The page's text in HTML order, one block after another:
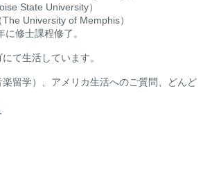
State University）
University of Memphis）
修士課程修了。
て生活しています。
留学）、アメリカ生活へのご質問、どんど